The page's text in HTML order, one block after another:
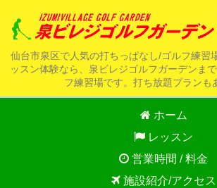
仙台市泉区で人気の打ちっぱなし/ゴルフ練習
ッスン体験なら、泉ビレジゴルフガーデンま
フ練習場です。打ち放題プランも
ホーム
レッスン
営業時間 / 料金
施設紹介/アクセス